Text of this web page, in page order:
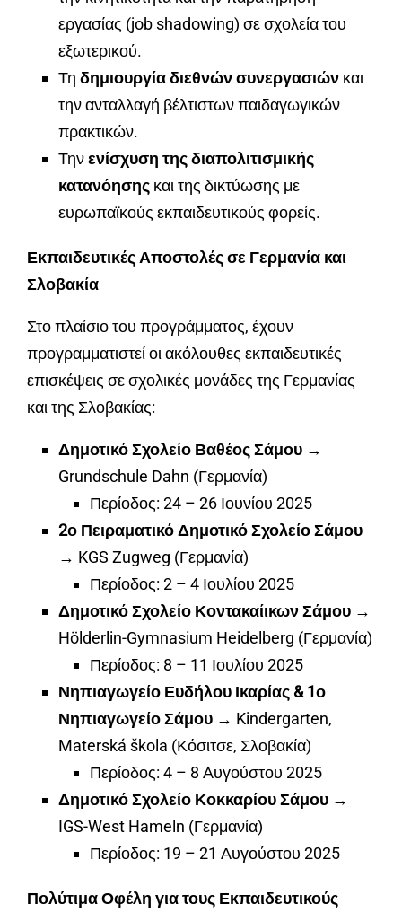
εργασίας (job shadowing) σε σχολεία του
εξωτερικού.
Τη δημιουργία διεθνών συνεργασιών και
την ανταλλαγή βέλτιστων παιδαγωγικών
πρακτικών.
Τηνενίσχυση της διαπολιτισμικής
κατανόησης και της δικτύωσης με
ευρωπαϊκούς εκπαιδευτικούς φορείς.
Εκπαιδευτικές Αποστολές σε Γερμανία και
Σλοβακία
Στο πλαίσιο του προγράμματος, έχουν
προγραμματιστεί οι ακόλουθες εκπαιδευτικές
επισκέψεις σε σχολικές μονάδες της Γερμανίας
και της Σλοβακίας:
Δημοτικό Σχολείο Βαθέος Σάμου →
Grundschule Dahn (Γερμανία)
Περίοδος: 24 – 26 Ιουνίου 2025
2ο Πειραματικό Δημοτικό Σχολείο Σάμου
→ KGS Zugweg (Γερμανία)
Περίοδος: 2 – 4 Ιουλίου 2025
Δημοτικό Σχολείο Κοντακαίικων Σάμου →
Hölderlin-Gymnasium Heidelberg (Γερμανία)
Περίοδος: 8 – 11 Ιουλίου 2025
Νηπιαγωγείο Ευδήλου Ικαρίας & 1ο
Νηπιαγωγείο Σάμου → Kindergarten,
Materská škola (Κόσιτσε, Σλοβακία)
Περίοδος: 4 – 8 Αυγούστου 2025
Δημοτικό Σχολείο Κοκκαρίου Σάμου →
IGS-West Hameln (Γερμανία)
Περίοδος: 19 – 21 Αυγούστου 2025
Πολύτιμα Οφέλη για τους Εκπαιδευτικούς